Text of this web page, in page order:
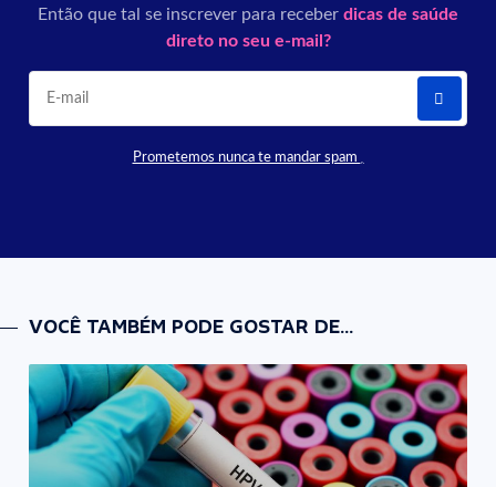
Então que tal se inscrever para receber dicas de saúde
direto no seu e-mail?
Prometemos nunca te mandar spam
VOCÊ TAMBÉM PODE GOSTAR DE...